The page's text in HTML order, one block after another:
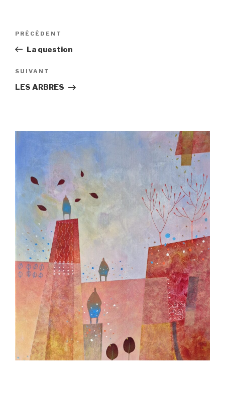
Navigation
l’article
Article
précédent
PRÉCÉDENT
La question
Article
suivant
SUIVANT
LES ARBRES